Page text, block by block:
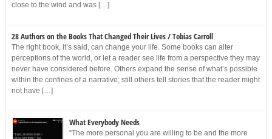
close to the wind and was […]
28 Authors on the Books That Changed Their Lives / Tobias Carroll
The right book, it’s said, can change your life. Some books can alter
perceptions of the world, or let a reader see life from a perspective they may
never have considered before. Others expand the sense of what’s possible
within the confines of a narrative; still others tell stories that the reader might
not have […]
What Everybody Needs
“The more personal you are willing to be and the more